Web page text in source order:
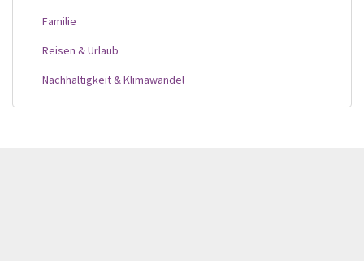
Familie
Reisen & Urlaub
Nachhaltigkeit & Klimawandel